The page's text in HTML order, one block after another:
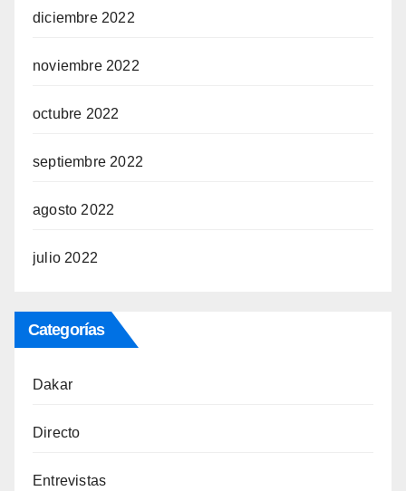
diciembre 2022
noviembre 2022
octubre 2022
septiembre 2022
agosto 2022
julio 2022
Categorías
Dakar
Directo
Entrevistas